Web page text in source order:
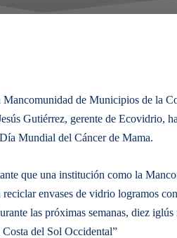
de Municipios de la
Gutiérrez, gerente de Ecovidrio,
Mundial del Cáncer de Mama.
que una institución como la
envases de vidrio logramos
las próximas semanas, diez
del Sol Occidental”